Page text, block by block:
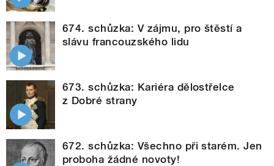
674. schůzka: V zájmu, pro štěstí a
slávu francouzského lidu
673. schůzka: Kariéra dělostřelce
z Dobré strany
672. schůzka: Všechno při starém. Jen
proboha žádné novoty!